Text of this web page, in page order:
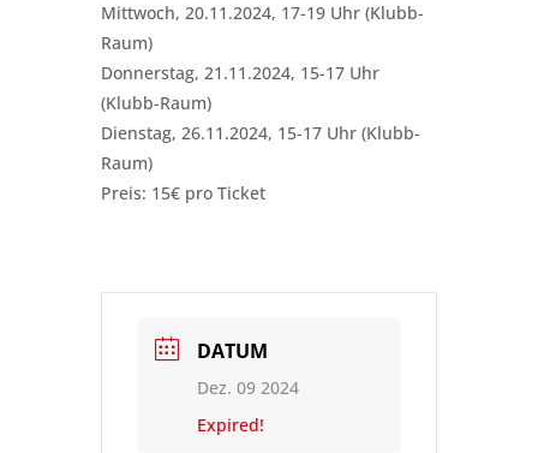
Mittwoch, 20.11.2024, 17-19 Uhr (Klubb-
Raum)
Donnerstag, 21.11.2024, 15-17 Uhr
(Klubb-Raum)
Dienstag, 26.11.2024, 15-17 Uhr (Klubb-
Raum)
Preis: 15€ pro Ticket
DATUM
Dez. 09 2024
Expired!